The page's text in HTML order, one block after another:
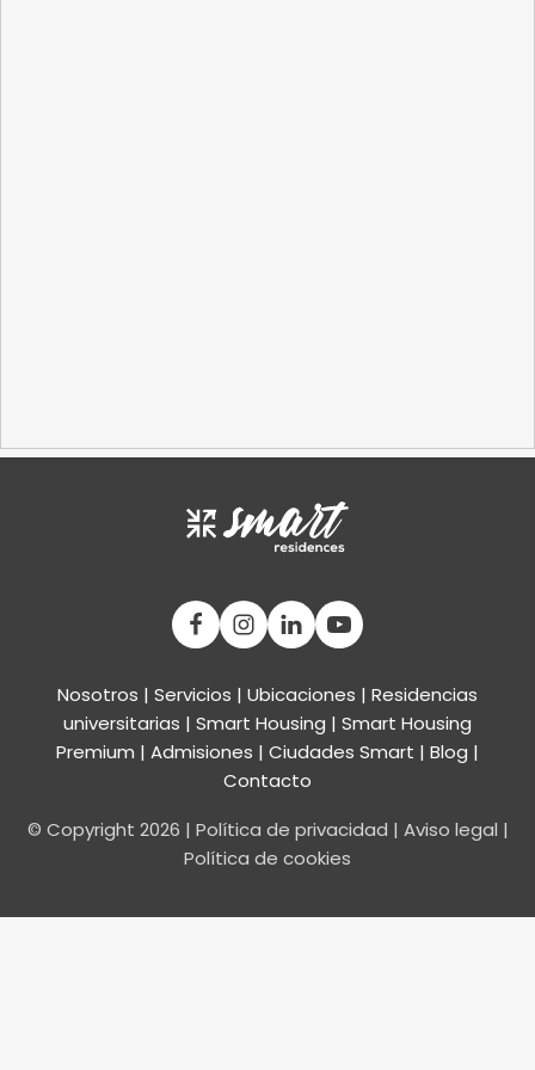
Nosotros | Servicios | Ubicaciones | Residencias
universitarias | Smart Housing | Smart Housing
Premium | Admisiones | Ciudades Smart | Blog |
Contacto
© Copyright 2026 | Política de privacidad | Aviso legal |
Política de cookies